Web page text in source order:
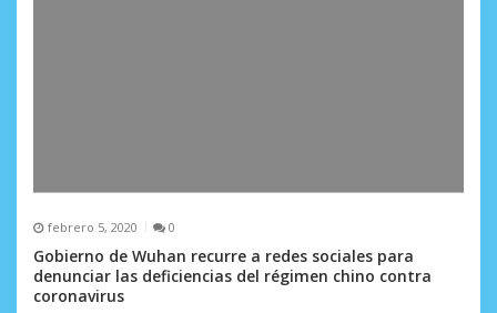
febrero 5, 2020 0
Gobierno de Wuhan recurre a redes sociales para
denunciar las deficiencias del régimen chino contra
coronavirus